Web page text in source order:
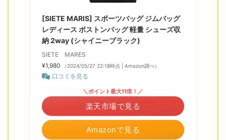
[SIETE MARIS] スポーツバッグ ジムバッグ
レディース ボストンバッグ 軽量 シューズ収
納 2way (シャイニーブラック)
SIETE MARES
¥1,980
（2024/05/27 22:18時点 | Amazon調べ）
口コミを見る
Amazonで見る
＼ポイント最大11倍！／
楽天市場で見る